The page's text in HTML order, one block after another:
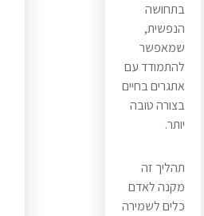
בתחושה
הנפשית,
שמאפשר
להתמודד עם
אתגרים בחיים
בצורה טובה
יותר.
תהליך זה
מקנה לאדם
כלים לשמירה